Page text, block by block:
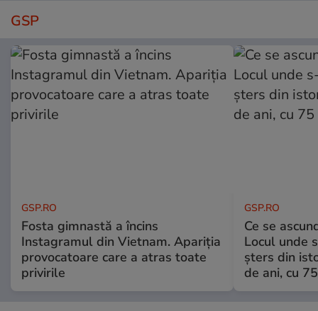
GSP
GSP.RO
Fosta gimnastă a încins
Instagramul din Vietnam. Apariția
provocatoare care a atras toate
privirile
GSP.RO
Ce se
Locul unde
șters din
de ani, cu